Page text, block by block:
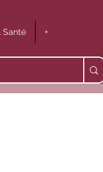
Santé +